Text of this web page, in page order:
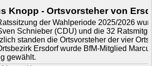
Knopp - Ortsvorsteher von
der Wahlperiode 2025/2026
Schnieber (CDU) und die 32
standen die Ortsvorsteher der vier
Ersdorf wurde BfM-Mitglied
gewählt.